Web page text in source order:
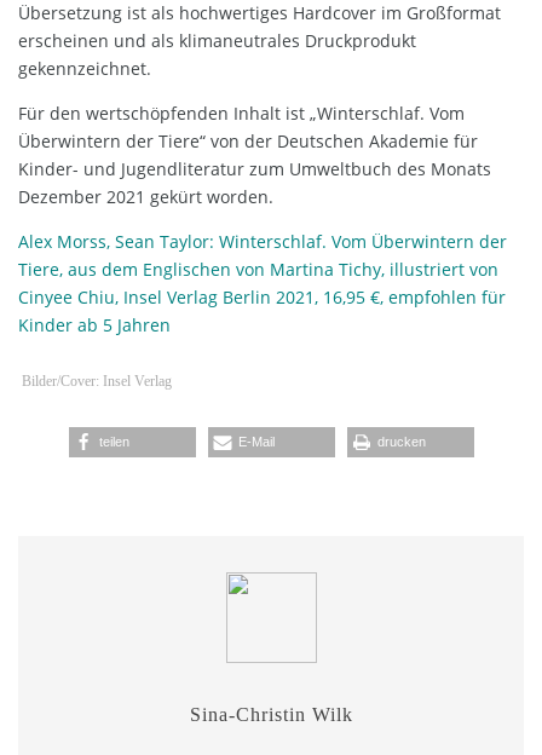
Übersetzung ist als hochwertiges Hardcover im Großformat
erscheinen und als klimaneutrales Druckprodukt
gekennzeichnet.
Für den wertschöpfenden Inhalt ist „Winterschlaf. Vom
Überwintern der Tiere“ von der Deutschen Akademie für
Kinder- und Jugendliteratur zum Umweltbuch des Monats
Dezember 2021 gekürt worden.
Alex Morss, Sean Taylor: Winterschlaf. Vom Überwintern der
Tiere, aus dem Englischen von Martina Tichy, illustriert von
Cinyee Chiu, Insel Verlag Berlin 2021, 16,95 €, empfohlen für
Kinder ab 5 Jahren
Bilder/Cover: Insel Verlag
teilen E-Mail drucken
Sina-Christin Wilk